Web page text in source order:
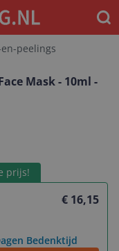
peelings
Mask - 10ml -
prijs!
€ 16,15
Bedenktijd